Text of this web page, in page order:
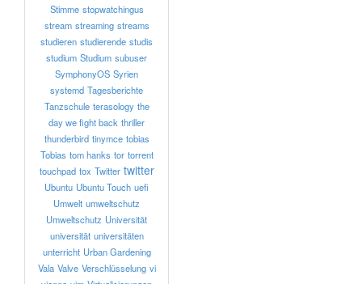
Stimme stopwatchingus
stream streaming streams
studieren studierende studis
studium Studium subuser
SymphonyOS Syrien
systemd Tagesberichte
Tanzschule terasology the
day we fight back thriller
thunderbird tinymce tobias
Tobias tom hanks tor torrent
touchpad tox Twitter twitter
Ubuntu Ubuntu Touch uefi
Umwelt umweltschutz
Umweltschutz Universität
universität universitäten
unterricht Urban Gardening
Vala Valve Verschlüsselung vi